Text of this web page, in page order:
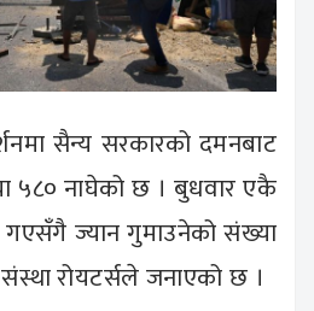
सैन्य सरकारको दमनबाट
५८० नाघेको छ । बुधवार एकै
गएसँगै ज्यान गुमाउनेको संख्या
रोयटर्सले जनाएको छ ।